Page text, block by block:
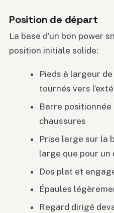
Position de départ
La base d’un bon power
position initiale solide:
Pieds à largeur
tournés vers
Barre
chaussures
Prise large sur la
large que pour un
Dos plat et
Épaules
Regard dirigé